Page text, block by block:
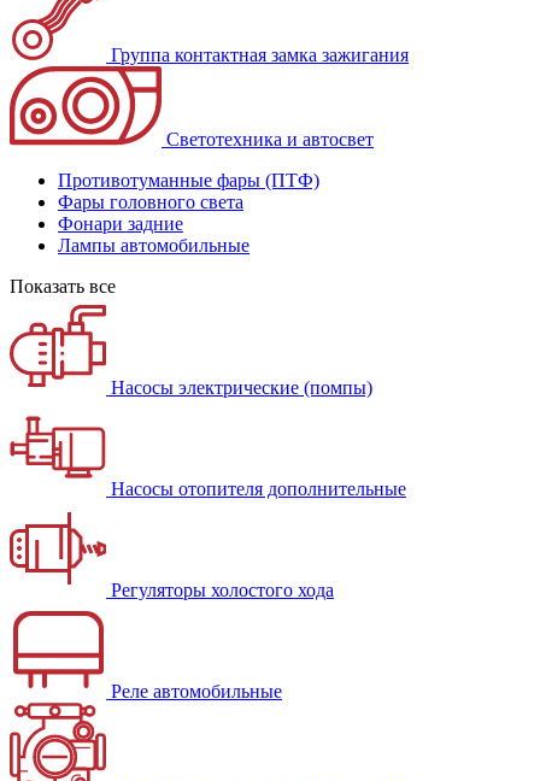
Группа контактная замка зажигания
Светотехника и автосвет
Противотуманные фары (ПТФ)
Фары головного света
Фонари задние
Лампы автомобильные
Показать все
Насосы электрические (помпы)
Насосы отопителя дополнительные
Регуляторы холостого хода
Реле автомобильные